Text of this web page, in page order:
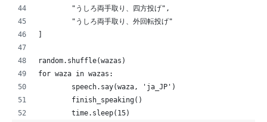
        "うしろ両手取り、四方投げ",
        "うしろ両手取り、外回転投げ"
]
random.shuffle(wazas)
for waza in wazas:
	speech.say(waza, 'ja_JP')
	finish_speaking()
	time.sleep(15)